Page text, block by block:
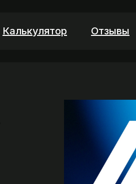
Отзывы
Калькулятор